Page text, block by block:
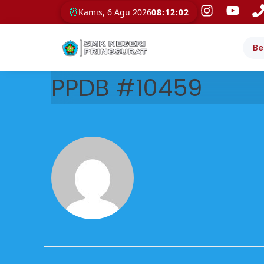
⏰ Kamis, 6 Agu 202608:12:02
PPDB #10459